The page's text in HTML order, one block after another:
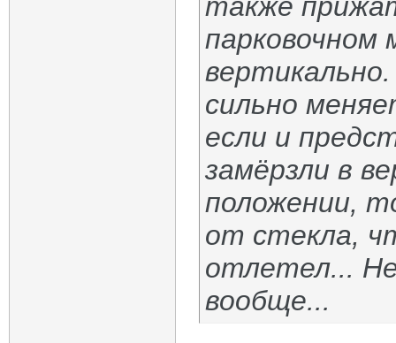
парковочном
сильно
если и
замёрзли в
положении,
от стекла,
отлетел...
вообще...